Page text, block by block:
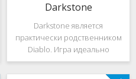
Darkstone
Darkstone является
практически родственником
Diablo. Игра идеально
подойдёт для тех, кто ищет
альтернативу последнему.